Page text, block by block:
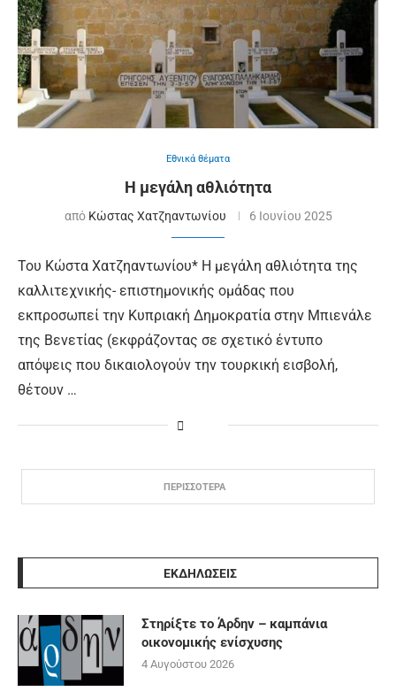
Εθνικά θέματα
Η μεγάλη αθλιότητα
από Κώστας Χατζηαντωνίου 6 Ιουνίου 2025
Του Κώστα Χατζηαντωνίου* Η μεγάλη αθλιότητα της
καλλιτεχνικής- επιστημονικής ομάδας που
εκπροσωπεί την Κυπριακή Δημοκρατία στην Μπιενάλε
της Βενετίας (εκφράζοντας σε σχετικό έντυπο
απόψεις που δικαιολογούν την τουρκική εισβολή,
θέτουν …
ΠΕΡΙΣΣΟΤΕΡΑ
ΕΚΔΗΛΩΣΕΙΣ
Στηρίξτε το Άρδην – καμπάνια
οικονομικής ενίσχυσης
4 Αυγούστου 2026